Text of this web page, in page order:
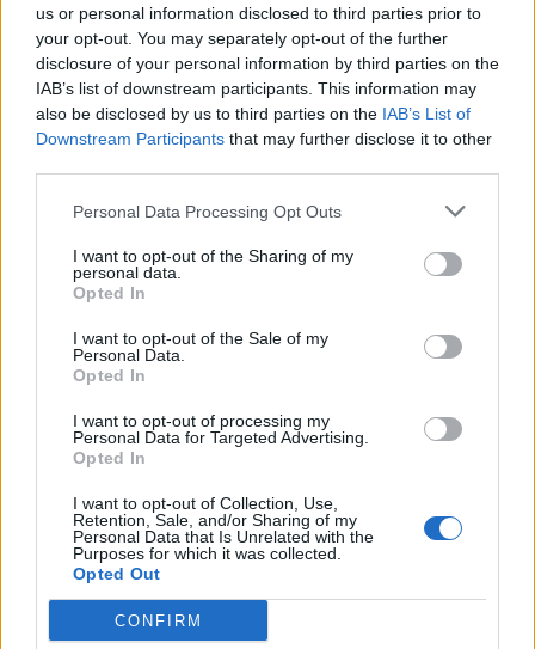
us or personal information disclosed to third parties prior to
your opt-out. You may separately opt-out of the further
disclosure of your personal information by third parties on the
IAB’s list of downstream participants. This information may
also be disclosed by us to third parties on the IAB’s List of
Downstream Participants that may further disclose it to other
Personal Data Processing Opt Outs
I want to opt-out of the Sharing of my
personal data.
Opted In
I want to opt-out of the Sale of my
Personal Data.
Opted In
I want to opt-out of processing my
Personal Data for Targeted Advertising.
Opted In
I want to opt-out of Collection, Use,
Retention, Sale, and/or Sharing of my
Personal Data that Is Unrelated with the
Purposes for which it was collected.
Opted Out
CONFIRM
Αυτή είναι η πιο τρομακτική ταινία όλων
των εποχών - Κανένας δεν κατάφερε να
την δει όλη (Βίντεο)
STORIES 25.10.2024 09:43
PARAPOLITIKA NEWSROOM
"Ποιος φοβάται το Halloween": Το φετινό
Horror Things έρχεται να ξυπνήσει τους
Εγγραφή στο newsletter
Αποδέχομαι τους
και την πολιτική απορρήτου
X